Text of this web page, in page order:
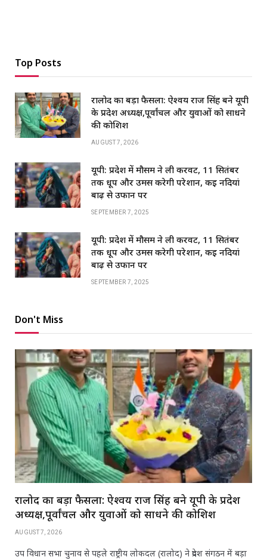
Top Posts
रालोद का बड़ा फैसला: ऐश्वर्य राज सिंह बने यूपी
के प्रदेश अध्यक्ष,पूर्वांचल और युवाओं को साधने
की कोशिश
AUGUST 7, 2026
यूपी: प्रदेश में मौसम ने ली करवट, 11 सितंबर
तक धूप और उमस करेगी परेशान, कई नदियां
बाढ़ से उफान पर
SEPTEMBER 7, 2025
यूपी: प्रदेश में मौसम ने ली करवट, 11 सितंबर
तक धूप और उमस करेगी परेशान, कई नदियां
बाढ़ से उफान पर
SEPTEMBER 7, 2025
Don't Miss
रालोद का बड़ा फैसला: ऐश्वर्य राज सिंह बने यूपी के प्रदेश
अध्यक्ष,पूर्वांचल और युवाओं को साधने की कोशिश
AUGUST 7, 2026
उप विधान सभा चुनाव से पहले राष्ट्रीय लोकदल (रालोद) ने प्रदेश संगठन में बड़ा